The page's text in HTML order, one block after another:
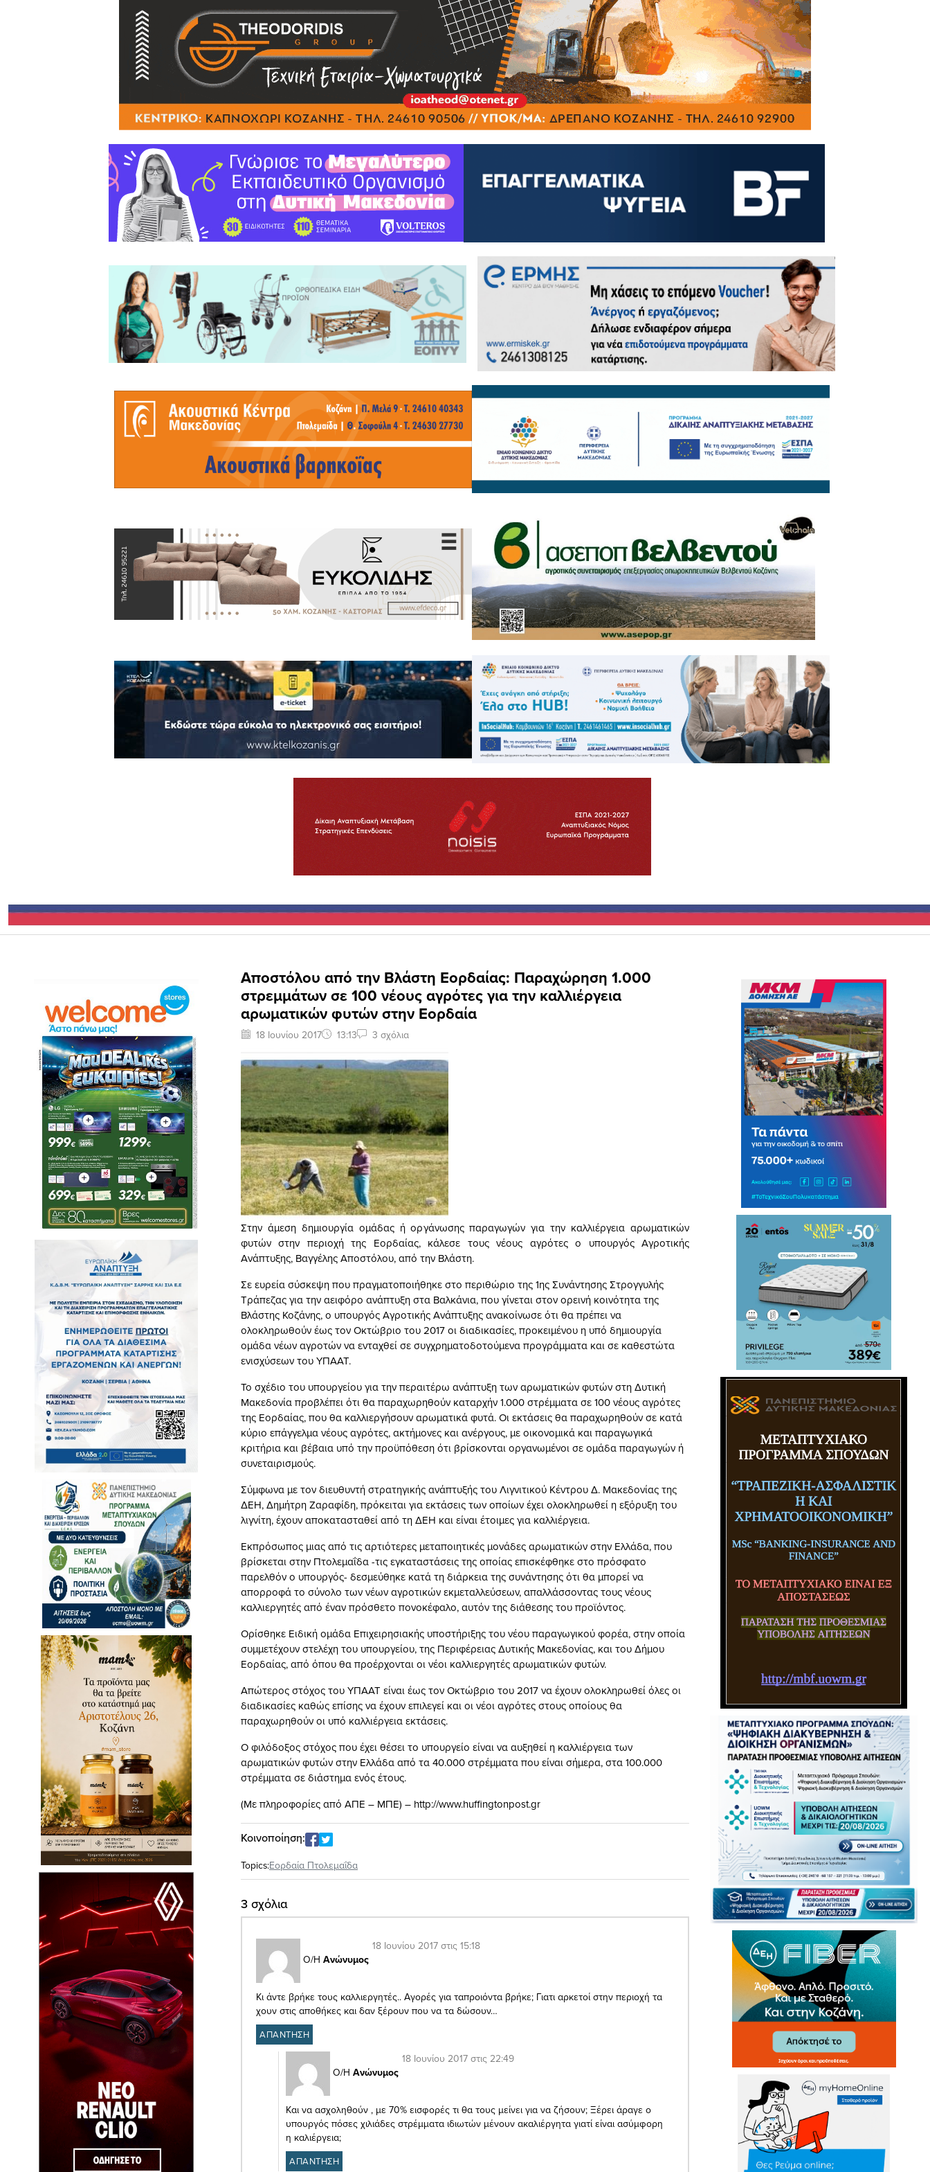
Αποστόλου από την Βλάστη Εορδαίας: Παραχώρηση 1.000
στρεμμάτων σε 100 νέους αγρότες για την καλλιέργεια
αρωματικών φυτών στην Εορδαία
18 Ιουνίου 2017 13:13 3 σχόλια
Στην άμεση δημιουργία ομάδας ή οργάνωσης παραγωγών για την καλλιέργεια αρωματικών
φυτών στην περιοχή της Εορδαίας, κάλεσε τους νέους αγρότες ο υπουργός Αγροτικής
Ανάπτυξης, Βαγγέλης Αποστόλου, από την Βλάστη.
Σε ευρεία σύσκεψη που πραγματοποιήθηκε στο περιθώριο της 1ης Συνάντησης Στρογγυλής
Τράπεζας για την αειφόρο ανάπτυξη στα Βαλκάνια, που γίνεται στον ορεινή κοινότητα της
Βλάστης Κοζάνης, ο υπουργός Αγροτικής Ανάπτυξης ανακοίνωσε ότι θα πρέπει να
ολοκληρωθούν έως τον Οκτώβριο του 2017 οι διαδικασίες, προκειμένου η υπό δημιουργία
ομάδα νέων αγροτών να ενταχθεί σε συγχρηματοδοτούμενα προγράμματα και σε καθεστώτα
ενισχύσεων του ΥΠΑΑΤ.
Το σχέδιο του υπουργείου για την περαιτέρω ανάπτυξη των αρωματικών φυτών στη Δυτική
Μακεδονία προβλέπει ότι θα παραχωρηθούν καταρχήν 1.000 στρέμματα σε 100 νέους αγρότες
της Εορδαίας, που θα καλλιεργήσουν αρωματικά φυτά. Οι εκτάσεις θα παραχωρηθούν σε κατά
κύριο επάγγελμα νέους αγρότες, ακτήμονες και ανέργους, με οικονομικά και παραγωγικά
κριτήρια και βέβαια υπό την προϋπόθεση ότι βρίσκονται οργανωμένοι σε ομάδα παραγωγών ή
συνεταιρισμούς.
Σύμφωνα με τον διευθυντή στρατηγικής ανάπτυξής του Λιγνιτικού Κέντρου Δ. Μακεδονίας της
ΔΕΗ, Δημήτρη Ζαραφίδη, πρόκειται για εκτάσεις των οποίων έχει ολοκληρωθεί η εξόρυξη του
λιγνίτη, έχουν αποκατασταθεί από τη ΔΕΗ και είναι έτοιμες για καλλιέργεια.
Εκπρόσωπος μιας από τις αρτιότερες μεταποιητικές μονάδες αρωματικών στην Ελλάδα, που
βρίσκεται στην Πτολεμαΐδα -τις εγκαταστάσεις της οποίας επισκέφθηκε στο πρόσφατο
παρελθόν ο υπουργός- δεσμεύθηκε κατά τη διάρκεια της συνάντησης ότι θα μπορεί να
απορροφά το σύνολο των νέων αγροτικών εκμεταλλεύσεων, απαλλάσσοντας τους νέους
καλλιεργητές από έναν πρόσθετο πονοκέφαλο, αυτόν της διάθεσης του προϊόντος.
Ορίσθηκε Ειδική ομάδα Επιχειρησιακής υποστήριξης του νέου παραγωγικού φορέα, στην οποία
συμμετέχουν στελέχη του υπουργείου, της Περιφέρειας Δυτικής Μακεδονίας, και του Δήμου
Εορδαίας, από όπου θα προέρχονται οι νέοι καλλιεργητές αρωματικών φυτών.
Απώτερος στόχος του ΥΠΑΑΤ είναι έως τον Οκτώβριο του 2017 να έχουν ολοκληρωθεί όλες οι
διαδικασίες καθώς επίσης να έχουν επιλεγεί και οι νέοι αγρότες στους οποίους θα
παραχωρηθούν οι υπό καλλιέργεια εκτάσεις.
Ο φιλόδοξος στόχος που έχει θέσει το υπουργείο είναι να αυξηθεί η καλλιέργεια των
αρωματικών φυτών στην Ελλάδα από τα 40.000 στρέμματα που είναι σήμερα, στα 100.000
στρέμματα σε διάστημα ενός έτους.
(Με πληροφορίες από ΑΠΕ – ΜΠΕ) – http://www.huffingtonpost.gr
Κοινοποίηση:
Topics:Εορδαία Πτολεμαΐδα
3 σχόλια
Ο/Η Ανώνυμος
18 Ιουνίου 2017 στις 15:18
Κι άντε βρήκε τους καλλιεργητές.. Αγορές για ταπροιόντα βρήκε; Γιατι αρκετοί στην περιοχή τα
χουν στις αποθήκες και δαν ξέρουν που να τα δώσουν…
ΑΠΑΝΤΗΣΗ
Ο/Η Ανώνυμος
18 Ιουνίου 2017 στις 22:49
Και να ασχοληθούν , με 70% εισφορές τι θα τους μείνει για να ζήσουν; Ξέρει άραγε ο
υπουργός πόσες χιλιάδες στρέμματα ιδιωτών μένουν ακαλιέργητα γιατί είναι ασύμφορη
η καλιέργεια;
ΑΠΑΝΤΗΣΗ